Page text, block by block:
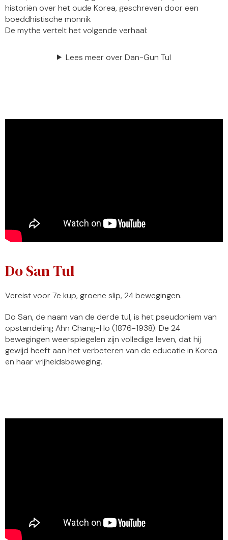
historiën over het oude Korea, geschreven door een
boeddhistische monnik
De mythe vertelt het volgende verhaal:
Lees meer over Dan-Gun Tul
Do San Tul
Vereist voor 7e kup, groene slip, 24 bewegingen.
Do San, de naam van de derde tul, is het pseudoniem van
opstandeling Ahn Chang-Ho (1876-1938). De 24
bewegingen weerspiegelen zijn volledige leven, dat hij
gewijd heeft aan het verbeteren van de educatie in Korea
en haar vrijheidsbeweging.